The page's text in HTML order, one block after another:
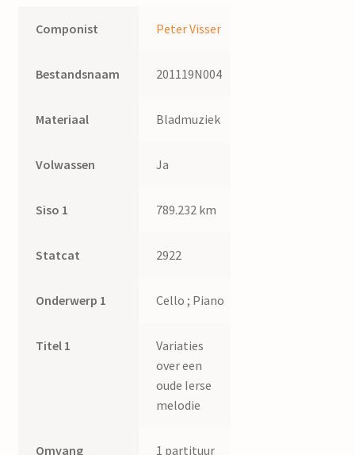
Componist Peter Visser
Bestandsnaam 201119N004
Materiaal Bladmuziek
Volwassen Ja
Siso 1 789.232 km
Statcat 2922
Onderwerp 1 Cello ; Piano
Titel 1
Variaties
over een
oude Ierse
melodie
Omvang 1 partituur